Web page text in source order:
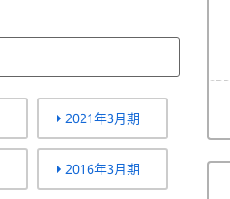
2021年3月期
2016年3月期